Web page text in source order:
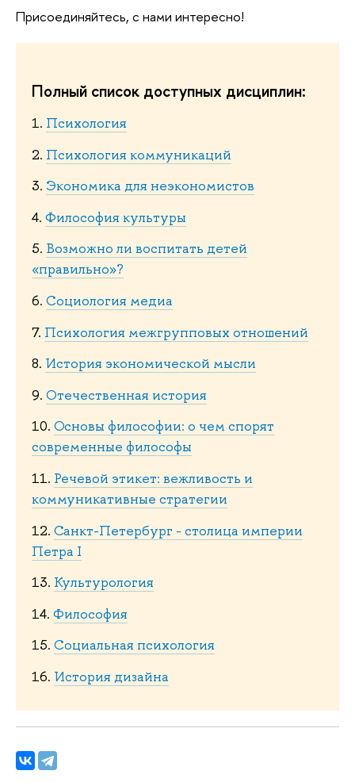
Присоединяйтесь, с нами интересно!
Полный список доступных дисциплин:
1. Психология
2. Психология коммуникаций
3. Экономика для неэкономистов
4. Философия культуры
5. Возможно ли воспитать детей
«правильно»?
6. Социология медиа
7. Психология межгрупповых отношений
8. История экономической мысли
9. Отечественная история
10. Основы философии: о чем спорят
современные философы
11. Речевой этикет: вежливость и
коммуникативные стратегии
12. Санкт-Петербург - столица империи
Петра I
13. Культурология
14. Философия
15. Социальная психология
16. История дизайна